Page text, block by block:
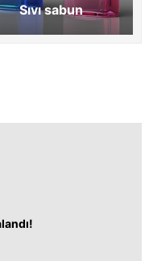
Sıvı sabun